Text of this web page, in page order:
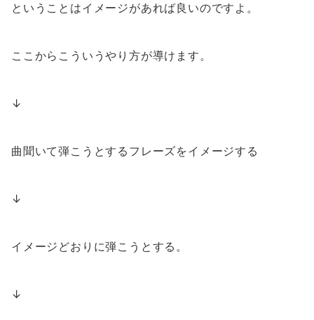
ということはイメージがあれば良いのですよ。
ここからこういうやり方が導けます。
↓
曲聞いて弾こうとするフレーズをイメージする
↓
イメージどおりに弾こうとする。
↓